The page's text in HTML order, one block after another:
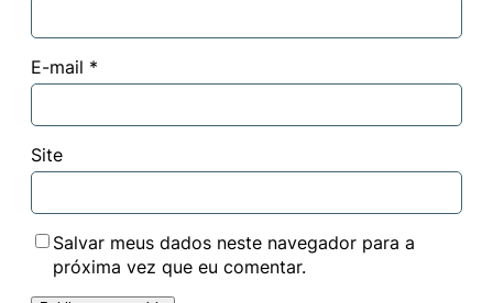
E-mail *
Site
Salvar meus dados neste navegador para a
próxima vez que eu comentar.